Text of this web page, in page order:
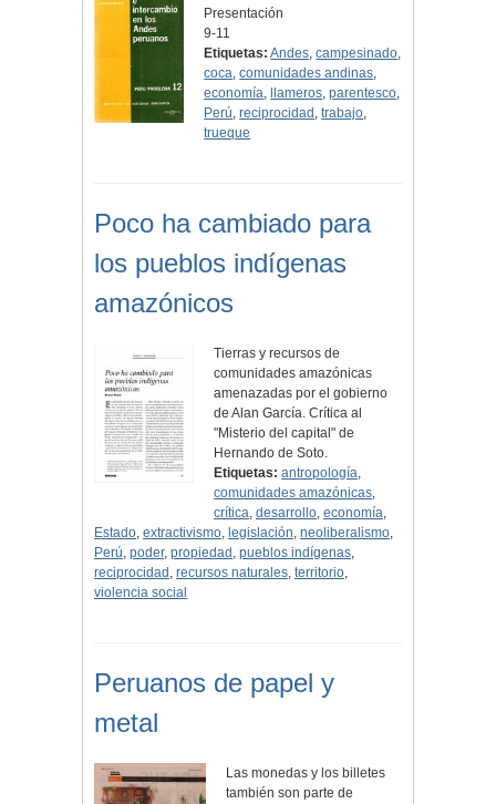
Presentación
9-11
Etiquetas: Andes,campesinado,
coca,comunidades andinas,
economía, llameros,parentesco,
Perú,reciprocidad ,trabajo,
trueque
Poco ha cambiado para
los pueblos indígenas
amazónicos
Tierras y recursos de
comunidades amazónicas
amenazadas por el gobierno
de Alan García. Crítica al
"Misterio del capital" de
Hernando de Soto.
Etiquetas: antropología,
comunidades amazónicas,
crítica,desarrollo,economía,
Estado, extractivismo, legislación, neoliberalismo,
Perú, poder, propiedad , pueblos indígenas,
reciprocidad , recursos naturales, territorio,
violencia social
Peruanos de papel y
metal
Las monedas y los billetes
también son parte de